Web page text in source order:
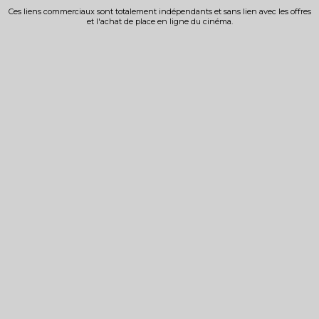
Ces liens commerciaux sont totalement indépendants et sans lien avec les offres
et l'achat de place en ligne du cinéma.